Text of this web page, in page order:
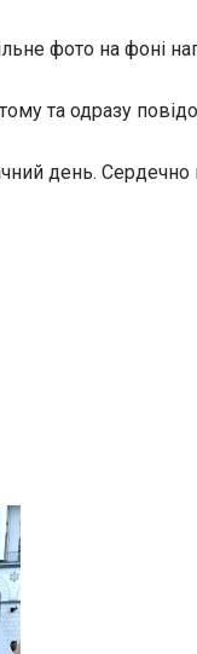
фото на фоні
та одразу
день.